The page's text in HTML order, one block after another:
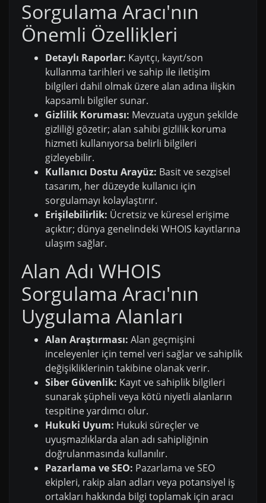
Sorgulama Aracı'nın
Önemli Özellikleri
Detaylı Raporlar: Kayıtçı, kayıt/son
kullanma tarihleri ve sahip ile iletişim
bilgileri dahil olmak üzere alan adına ilişkin
kapsamlı bilgiler sunar.
Gizlilik Koruması: Mevzuata uygun şekilde
gizliliği gözetir; alan sahibi gizlilik koruma
hizmeti kullanıyorsa belirli bilgileri
gizleyebilir.
Kullanıcı Dostu Arayüz: Basit ve sezgisel
tasarım, her düzeyde kullanıcı için
sorgulamayı kolaylaştırır.
Erişilebilirlik: Ücretsiz ve küresel erişime
açıktır; dünya genelindeki WHOIS kayıtlarına
ulaşım sağlar.
Alan Adı WHOIS
Sorgulama Aracı'nın
Uygulama Alanları
Alan Araştırması: Alan geçmişini
inceleyenler için temel veri sağlar ve sahiplik
değişikliklerinin takibine olanak verir.
Siber Güvenlik: Kayıt ve sahiplik bilgileri
sunarak şüpheli veya kötü niyetli alanların
tespitine yardımcı olur.
Hukuki Uyum: Hukuki süreçler ve
uyuşmazlıklarda alan adı sahipliğinin
doğrulanmasında kullanılır.
Pazarlama ve SEO: Pazarlama ve SEO
ekipleri, rakip alan adları veya potansiyel iş
ortakları hakkında bilgi toplamak için aracı